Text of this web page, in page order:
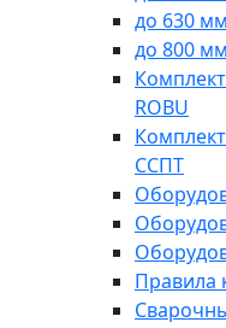
до 630 мм
до 800 мм
ROBU
ССПТ
Правила